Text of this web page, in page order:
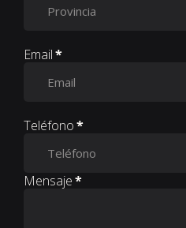
Email*
Teléfono*
Mensaje*